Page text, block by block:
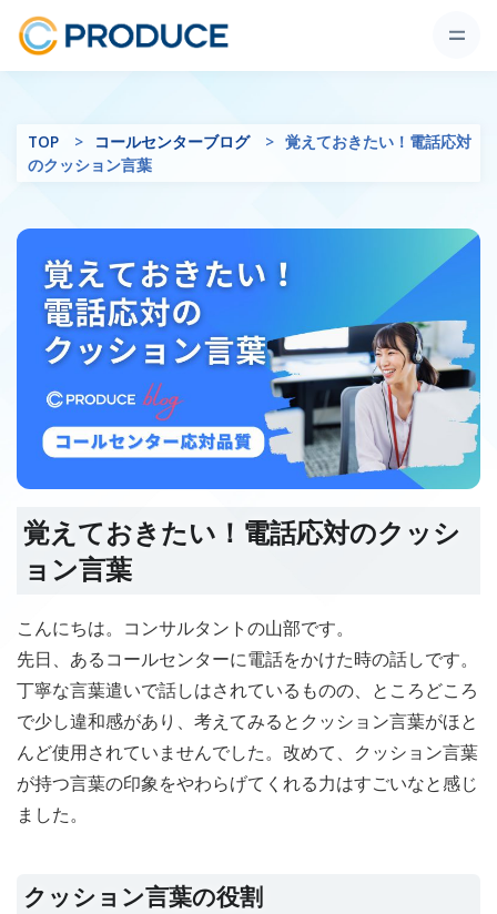
TOP コールセンターブログ
覚えておきたい！電話応対
のクッション言葉
覚えておきたい！電話応対のクッシ
ョン言葉
こんにちは。コンサルタントの山部です。
先日、あるコールセンターに電話をかけた時の話しです。
丁寧な言葉遣いで話しはされているものの、ところどころ
で少し違和感があり、考えてみるとクッション言葉がほと
んど使用されていませんでした。改めて、クッション言葉
が持つ言葉の印象をやわらげてくれる力はすごいなと感じ
ました。
クッション言葉の役割